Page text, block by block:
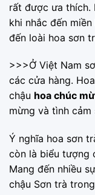
rất được ưa thích.
khi nhắc đến
đến loài hoa sơn
>>>Ở Việt Nam
các cửa hàng.
chậu hoa chúc
mừng và tình cảm
Ý nghĩa hoa sơn
còn là biểu tượng
Mang đến nhiều
chậu Sơn trà